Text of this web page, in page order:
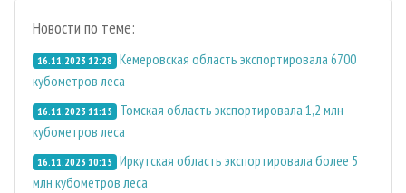
Новости по теме:
16.11.2023 12:28 Кемеровская область экспортировала 6700
кубометров леса
16.11.2023 11:15
Томская область экспортировала 1,2 млн
кубометров леса
16.11.2023 10:15 Иркутская область экспортировала более 5
млн кубометров леса